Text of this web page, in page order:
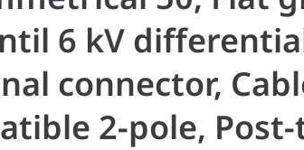
6 kV
connector,
2-pole,